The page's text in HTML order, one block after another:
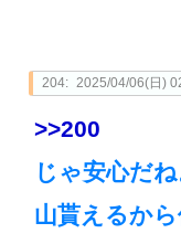
204: 2025/04/06(日)
>>200
じゃ安心だ
山貰えるか